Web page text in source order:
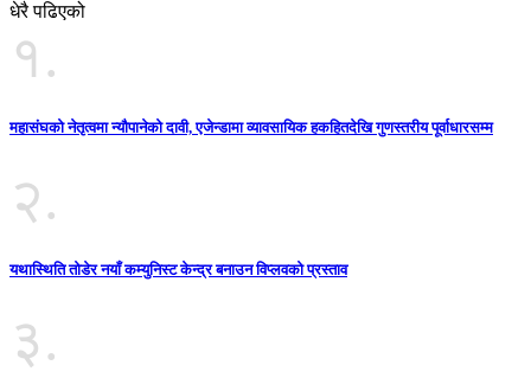
धेरै पढिएको
१.
महासंघको नेतृत्वमा न्यौपानेको दावी, एजेन्डामा व्यावसायिक हकहितदेखि गुणस्तरीय पूर्वाधारसम्म
२.
यथास्थिति तोडेर नयाँ कम्युनिस्ट केन्द्र बनाउन विप्लवको प्रस्ताव
३.